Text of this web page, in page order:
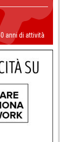
anni di attività